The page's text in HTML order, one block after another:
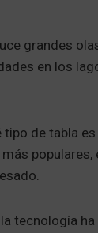
grandes
en los
de tabla
tecnología